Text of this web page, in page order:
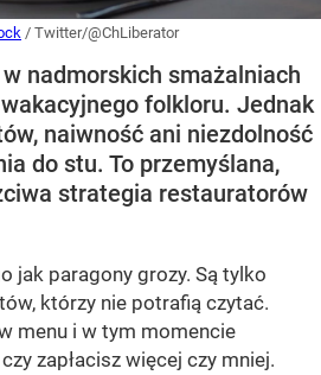
/ Twitter/@ChLiberator
nadmorskich smażalniach
folkloru. Jednak
naiwność ani niezdolność
do stu. To przemyślana,
strategia restauratorów
jak paragony grozy. Są tylko
którzy nie potrafią czytać.
menu i w tym momencie
zapłacisz więcej czy mniej.